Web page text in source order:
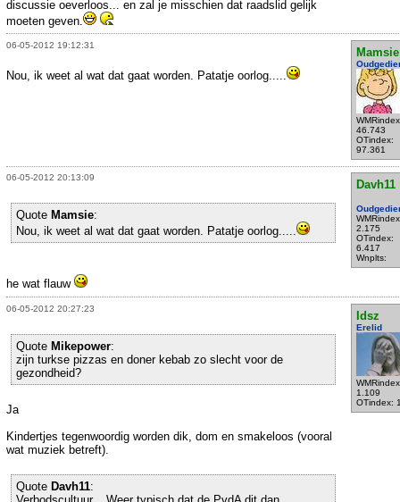
discussie oeverloos... en zal je misschien dat raadslid gelijk
moeten geven.
06-05-2012 19:12:31
Mamsie
46.743
OTindex:
97.361
Nou, ik weet al wat dat gaat worden. Patatje oorlog.....
06-05-2012 20:13:09
Davh11
2.175
OTindex:
6.417
Wnplts:
Quote Mamsie:
Nou, ik weet al wat dat gaat worden. Patatje oorlog.....
he wat flauw
06-05-2012 20:27:23
Idsz
Erelid
1.109
OTindex:
Quote Mikepower:
zijn turkse pizzas en doner kebab zo slecht voor de
gezondheid?
Ja
Kindertjes tegenwoordig worden dik, dom en smakeloos (vooral
wat muziek betreft).
Quote Davh11: